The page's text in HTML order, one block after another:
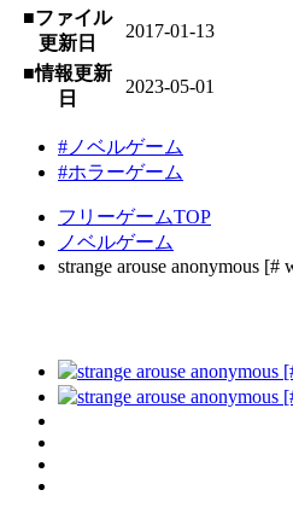
■ファイル
更新日
2017-01-13
■情報更新
日
2023-05-01
#ノベルゲーム
#ホラーゲーム
フリーゲームTOP
ノベルゲーム
strange arouse anonymous